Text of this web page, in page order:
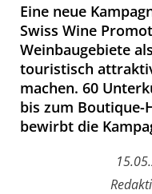
Eine neue
Swiss Wine
Weinbaugebiete
touristisch
machen. 60
bis zum
bewirbt die